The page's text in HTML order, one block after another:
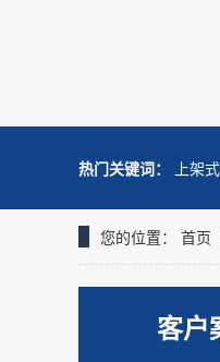
热门关键词： 上架
您的位置： 首页
客户